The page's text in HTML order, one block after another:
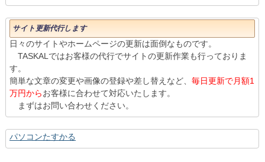
サイト更新代行します
日々のサイトやホームページの更新は面倒なものです。
TASKALではお客様の代行でサイトの更新作業も行っておりま
す。
簡単な文章の変更や画像の登録や差し替えなど、 毎日更新で月額1
万円からお客様に合わせて対応いたします。
まずはお問い合わせください。
パソコンたすかる